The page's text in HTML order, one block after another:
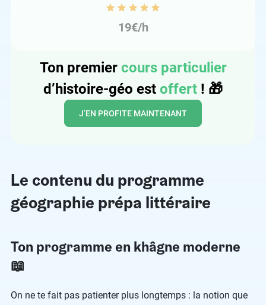
19€/h
Ton premier cours particulier
d’histoire-géo est offert ! 🎁
J’EN PROFITE MAINTENANT
Le contenu du programme
géographie prépa littéraire
Ton programme en khâgne moderne
📖
On ne te fait pas patienter plus longtemps : la notion que